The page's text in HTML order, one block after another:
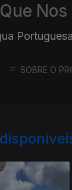
Nos
Portuguesa
SOBRE O